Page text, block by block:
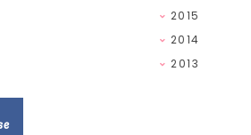
2015
2014
2013